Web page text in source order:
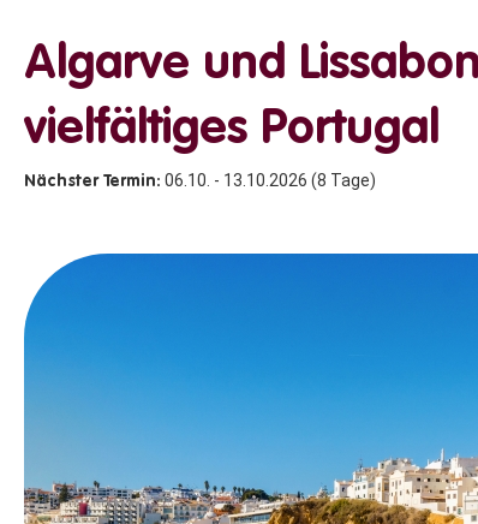
Algarve und
vielfältiges Portugal
06.10. - 13.10.2026 (8 Tage)